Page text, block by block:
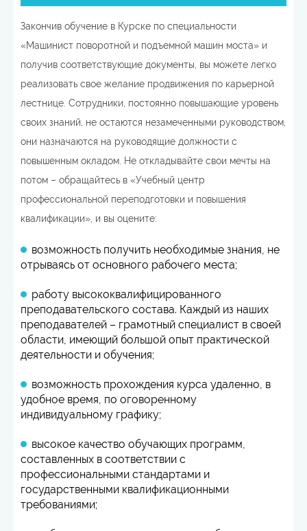
Закончив обучение в Курске по специальности
«Машинист поворотной и подъемной машин моста» и
получив соответствующие документы, вы можете легко
реализовать свое желание продвижения по карьерной
лестнице. Сотрудники, постоянно повышающие уровень
своих знаний, не остаются незамеченными руководством,
они назначаются на руководящие должности с
повышенным окладом. Не откладывайте свои мечты на
потом – обращайтесь в «Учебный центр
профессиональной переподготовки и повышения
квалификации», и вы оцените:
возможность получить необходимые знания, не
отрываясь от основного рабочего места;
работу высококвалифицированного
преподавательского состава. Каждый из наших
преподавателей – грамотный специалист в своей
области, имеющий большой опыт практической
деятельности и обучения;
возможность прохождения курса удаленно, в
удобное время, по оговоренному
индивидуальному графику;
высокое качество обучающих программ,
составленных в соответствии с
профессиональными стандартами и
государственными квалификационными
требованиями;